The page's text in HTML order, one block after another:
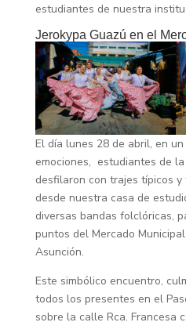
estudiantes de nuestra
Jerokypa Guazú en el
El día lunes 28 de abril, en
emociones, estudiantes de
desfilaron con trajes típicos
desde nuestra casa de
diversas bandas folclóricas,
puntos del Mercado
Asunción.
Este simbólico encuentro,
todos los presentes en el
sobre la calle Rca. Francesa